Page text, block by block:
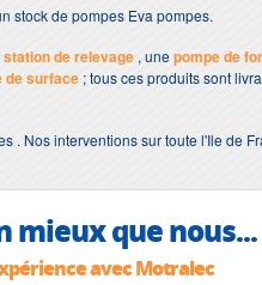
stock de pompes Eva pompes.
station de relevage , unepompe de
de surface ; tous ces produits sont
Nos interventions sur toute l'Ile de
mieux que nous...
avec Motralec